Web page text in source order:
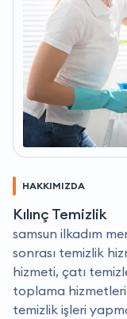
HAKKIMIZDA
Kılınç Temizlik
samsun i̇lkadım
sonrası temizlik
hizmeti, çatı
toplama
temizlik işleri